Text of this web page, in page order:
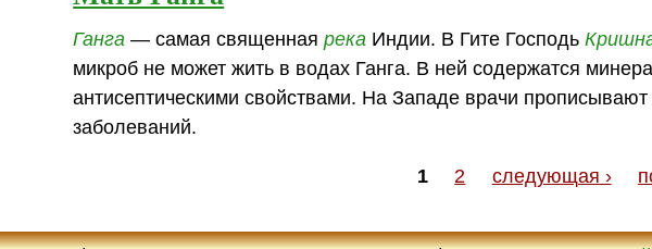
Ганга — самая священнаярека Индии. В Гите Господь
микроб не может жить в водах Ганга. В ней содержатся
антисептическими свойствами. На Западе врачи
заболеваний.
1 2 следующая ›